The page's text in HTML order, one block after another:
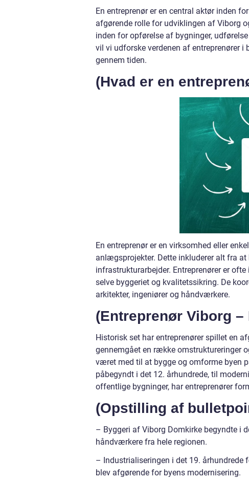
En entreprenør er en central aktør inden
afgørende rolle for udviklingen af Viborg
inden for opførelse af bygninger,
vil vi udforske verdenen af entreprenører i
gennem tiden.
(Hvad er en
En entreprenør er en virksomhed eller
anlægsprojekter. Dette inkluderer alt fra
infrastrukturarbejder. Entreprenører er
selve byggeriet og kvalitetssikring. De
arkitekter, ingeniører og håndværkere.
(Entreprenør Viborg
Historisk set har entreprenører spillet en
gennemgået en række omstruktureringer
været med til at bygge og omforme byen
påbegyndt i det 12. århundrede, til
offentlige bygninger, har entreprenører
(Opstilling af
– Byggeri af Viborg Domkirke begyndte i
håndværkere fra hele regionen.
– Industrialiseringen i det 19.
blev afgørende for byens modernisering.